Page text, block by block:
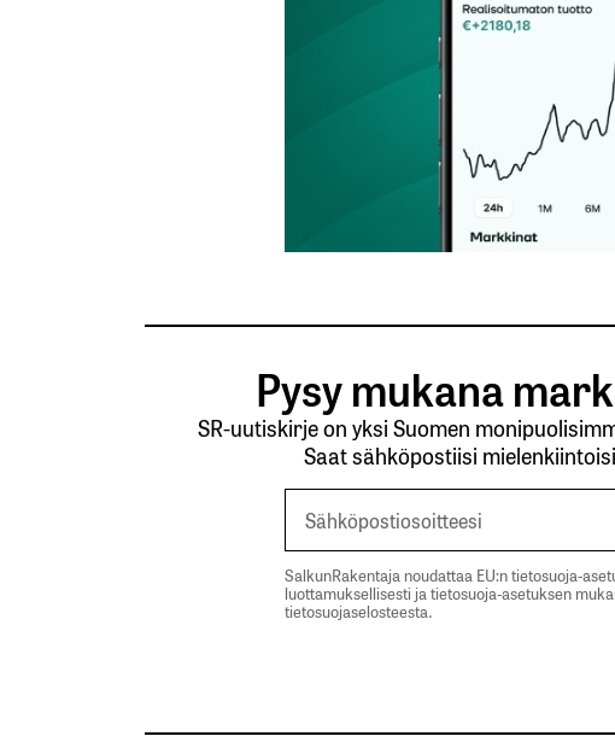
Pysy mukana
SR-uutiskirje on yksi Suomen
Saat sähköpostiisi
SalkunRakentaja noudattaa EU:n tietosuoja-
luottamuksellisesti ja tietosuoja-asetuksen
tietosuojaselosteesta.